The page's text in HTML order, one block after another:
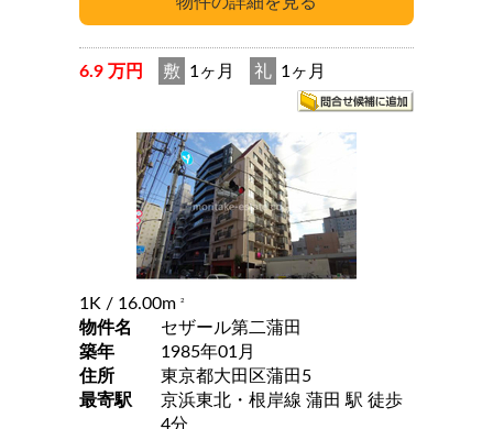
6.9 万円 敷 1ヶ月 礼 1ヶ月
1K / 16.00m 2
物件名
セザール第二蒲田
築年
1985年01月
住所
東京都大田区蒲田5
最寄駅
京浜東北・根岸線 蒲田 駅 徒歩
4分